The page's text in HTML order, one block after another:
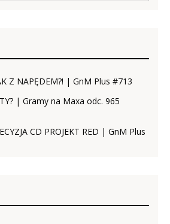
Z NAPĘDEM?! | GnM Plus #713
| Gramy na Maxa odc. 965
CD PROJEKT RED | GnM Plus